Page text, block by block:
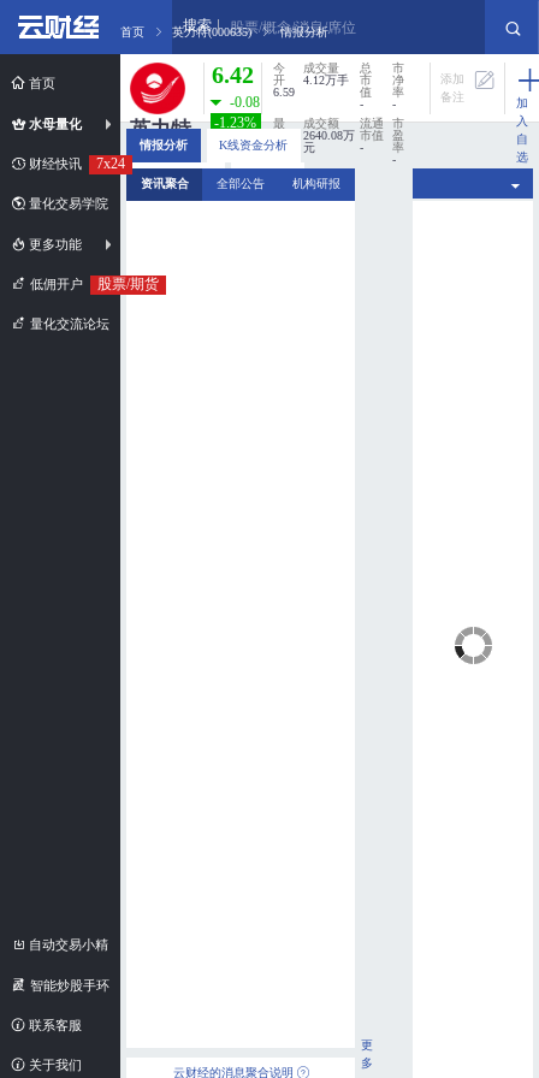
首页
水母量化
财经快讯 7x24
量化交易学院
更多功能
低佣开户 股票/期货
量化交流论坛
自动交易小精
灵 智能炒股手环
联系客服
关于我们
首页 英力特(000635) 情报分析
搜索 股票/概念/消息/席位
英力特
000635
市值规模：
超小盘股
6.42
-0.08
-1.23%
今
开
6.59
成交量
4.12万手
总
市
值
-
市
净
率
-
最
6.60
成交额
2640.08万
元
流通
市值
-
市
盈
率
-
6.31
换手率
0%
添加
备注
加
入
自
选
情报分析 K线资金分析
分时资金分析 新闻扫描
资讯聚合 全部公告 机构研报
云财经的消息聚合说明
更
多